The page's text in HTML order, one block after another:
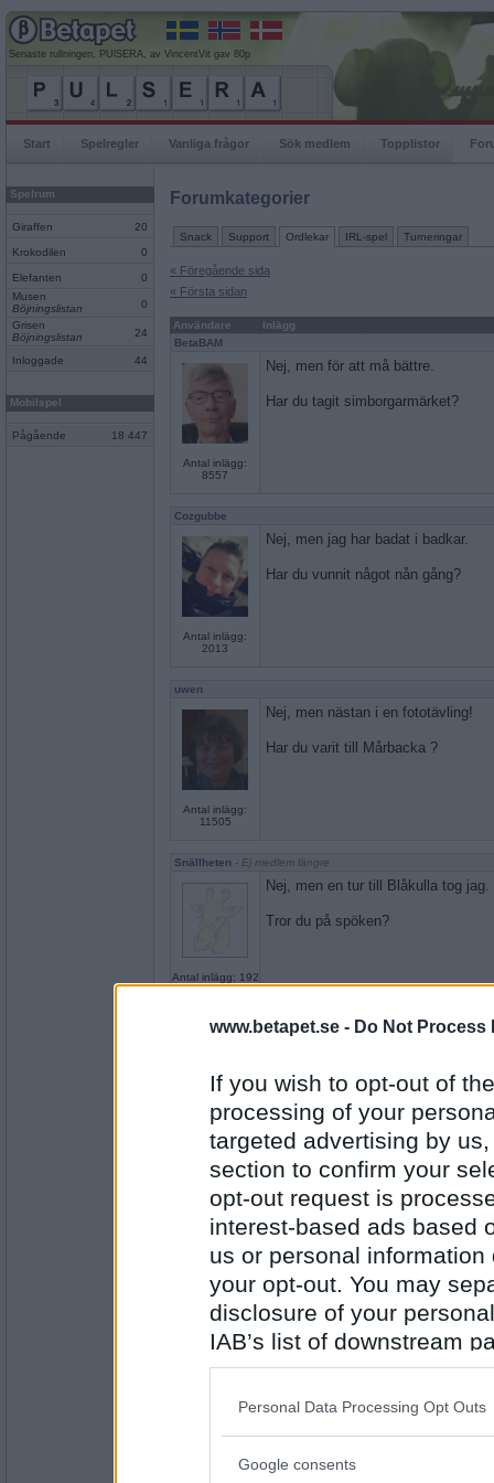
www.betapet.se - Do Not Process
If you wish to opt-out of
processing of your
targeted advertising by
section to confirm your
opt-out request is
interest-based ads based
us or personal
your opt-out. You may
disclosure of your
IAB’s list of downstream
also be disclosed by us
Downstream Participants
Please note that this
Personal Data Processing Opt Outs
Google consents
Senaste rullningen, PUlSERA, av VincentVit gav 80p
Start Spelregler Vanliga frågor Sök medlem Topplistor
Spelrum
Giraffen 20
Krokodilen 0
Elefanten
0
Musen
Böjningslistan
0
Grisen
Böjningslistan
24
Inloggade 44
Mobilspel
Pågående 18 447
Forumkategorier
Snack Support Ordlekar IRL-spel Turneringar
« Föregående sida
« Första sidan
Användare
Inlägg
BetaBAM
Antal inlägg:
8557
Nej, men för att må bättre.
Har du tagit simborgarmärket?
Cozgubbe
Antal inlägg:
2013
Nej, men jag har badat i badkar.
Har du vunnit något nån gång?
uwen
Antal inlägg:
11505
Nej, men nästan i en fototävling!
Har du varit till Mårbacka ?
Snällheten - Ej medlem längre
Antal inlägg: 192
Nej, men en tur till Blåkulla tog jag.
Tror du på spöken?
22361
Nej, men vitterfolket tror jag finns
Har du sett ett spöke någon gång?
Antal inlägg:
11505
Nej,men något var det !!
Har du sett gårdstomten eller
Antal inlägg:
Sätter du ut gröt till tomten?